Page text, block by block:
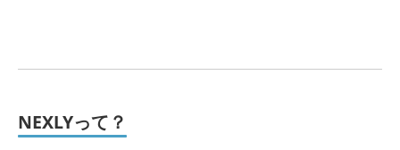
NEXLYって？